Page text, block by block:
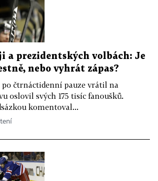
a prezidentských volbách: Je
nebo vyhrát zápas?
po čtrnáctidenní pauze vrátil na
oslovil svých 175 tisíc fanoušků.
komentoval...